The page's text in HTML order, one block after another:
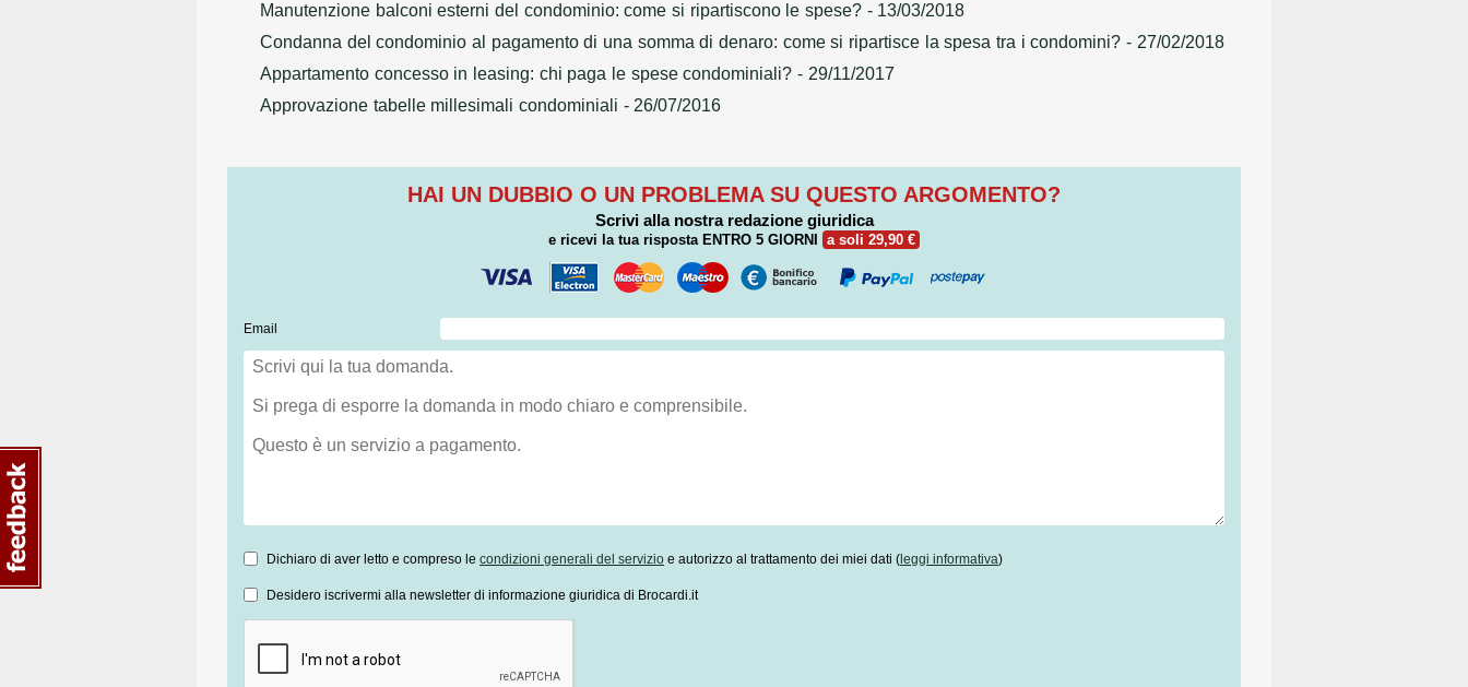
Manutenzione balconi esterni del condominio: come si ripartiscono le spese? - 13/03/2018
Condanna del condominio al pagamento di una somma di denaro: come si ripartisce la spesa tra i condomini? - 27/02/2018
Appartamento concesso in leasing: chi paga le spese condominiali? - 29/11/2017
Approvazione tabelle millesimali condominiali - 26/07/2016
HAI UN DUBBIO O UN PROBLEMA SU QUESTO ARGOMENTO?
Scrivi alla nostra redazione giuridica
e ricevi la tua risposta ENTRO 5 GIORNI a soli 29,90 €
Email
Dichiaro di aver letto e compreso le condizioni generali del servizio e autorizzo al trattamento dei miei dati ( leggi informativa)
Desidero iscrivermi alla newsletter di informazione giuridica di Brocardi.it